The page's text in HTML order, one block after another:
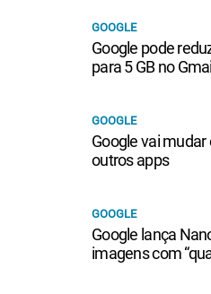
GOOGLE
Google pode
para 5 GB no
GOOGLE
Google vai mudar
outros apps
GOOGLE
Google lança
imagens com